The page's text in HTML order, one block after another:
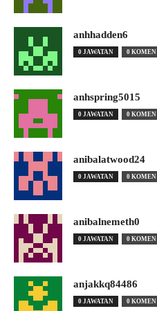
anhhadden6
0 JAWATAN 0 KOMEN
anhspring5015
0 JAWATAN 0 KOMEN
anibalatwood24
0 JAWATAN 0 KOMEN
anibalnemeth0
0 JAWATAN 0 KOMEN
anjakkq84486
0 JAWATAN 0 KOMEN